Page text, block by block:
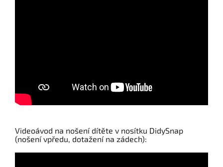
Videoávod na nošení dítěte v nosítku DidySnap
(nošení vpředu, dotažení na zádech):